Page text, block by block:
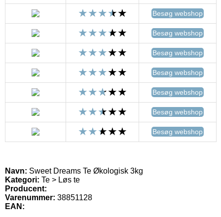
Besøg webshop
Besøg webshop
Besøg webshop
Besøg webshop
Besøg webshop
Besøg webshop
Besøg webshop
Navn: Sweet Dreams Te Økologisk 3kg
Kategori: Te > Løs te
Producent:
Varenummer: 38851128
EAN: